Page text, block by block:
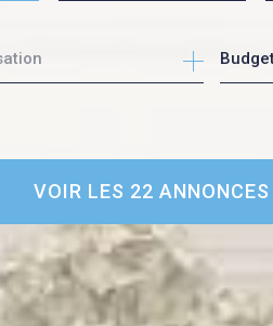
VOIR LES 22 ANNONCES